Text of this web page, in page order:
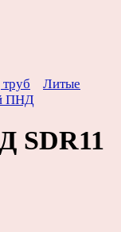
Литые
ПНД
SDR11